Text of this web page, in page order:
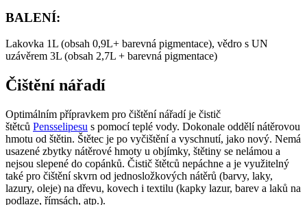
BALENÍ:
Lakovka 1L (obsah 0,9L+ barevná pigmentace), vědro s UN
uzávěrem 3L (obsah 2,7L + barevná pigmentace)
Čištění nářadí
Optimálním přípravkem pro čištění nářadí je čistič
štětců Pensselipesu s pomocí teplé vody. Dokonale oddělí nátěrovou
hmotu od štětin. Štětec je po vyčištění a vyschnutí, jako nový. Nemá
usazené zbytky nátěrové hmoty u objímky, štětiny se nelámou a
nejsou slepené do copánků. Čistič štětců nepáchne a je využitelný
také pro čištění skvrn od jednosložkových nátěrů (barvy, laky,
lazury, oleje) na dřevu, kovech i textilu (kapky lazur, barev a laků na
podlaze, římsách, atp.).